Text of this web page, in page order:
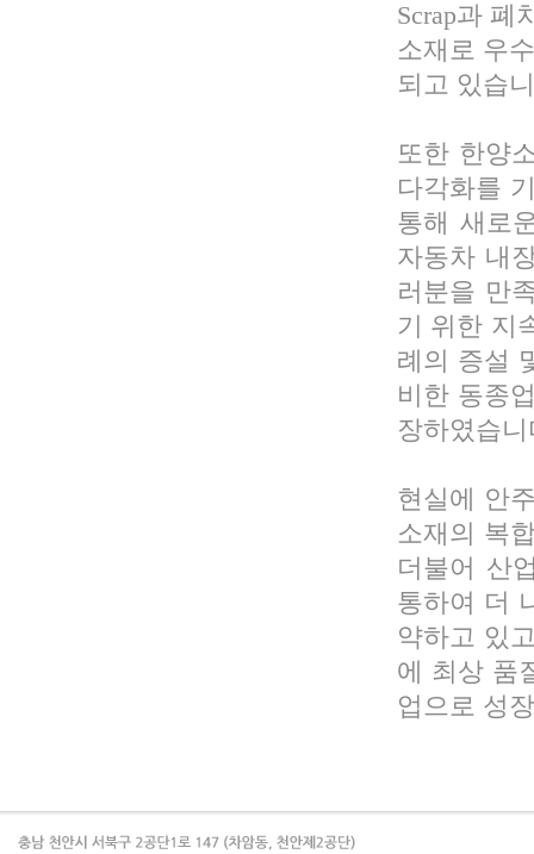
Scrap과 폐
소재로 우
되고 있습
또한 한양
다각화를
통해 새로
자동차 내
러분을 만
기 위한 지
례의 증설
비한 동종
장하였습니
현실에 안
소재의 복
더불어 산
통하여 더
약하고 있
에 최상 품
업으로 성